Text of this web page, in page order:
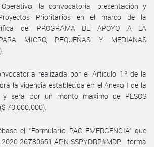
la convocatoria, presentación y
Prioritarios en el marco de la
del PROGRAMA DE APOYO A LA
MICRO, PEQUEÑAS Y MEDIANAS
realizada por el Artículo 1º de la
la vigencia establecida en el Anexo I de la
y será por un monto máximo de PESOS
70.000.000).
el “Formulario PAC EMERGENCIA” que
26780651-APN-SSPYDRP#MDP, forma